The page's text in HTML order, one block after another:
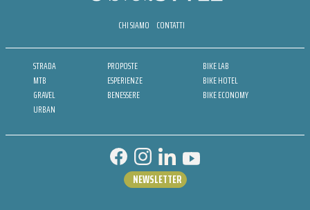
CHI SIAMO CONTATTI
STRADA
MTB
GRAVEL
URBAN
PROPOSTE
ESPERIENZE
BENESSERE
BIKE LAB
BIKE HOTEL
BIKE ECONOMY
NEWSLETTER